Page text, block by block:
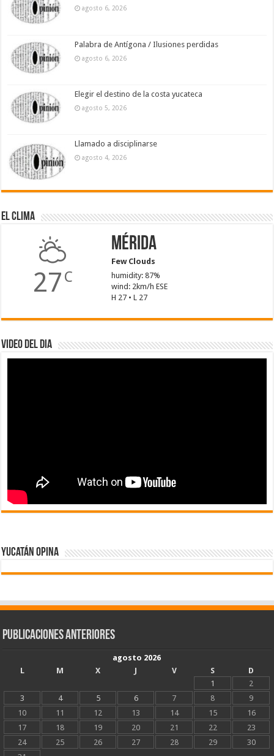
agosto 6, 2026
Palabra de Antígona / Ilusiones perdidas
agosto 6, 2026
Elegir el destino de la costa yucateca
agosto 5, 2026
Llamado a disciplinarse
agosto 4, 2026
El Clima
27 C
Mérida
Few Clouds
humidity: 87%
wind: 2km/h ESE
H 27 • L 27
Video del dia
Yucatán Opina
Publicaciones Anteriores
agosto 2026
L
M X J V S
D
1
2
3
4 5 6 7 8
9
10
11 12 13 14 15
16
17
18 19 20 21 22
23
24
25 26 27 28 29
30